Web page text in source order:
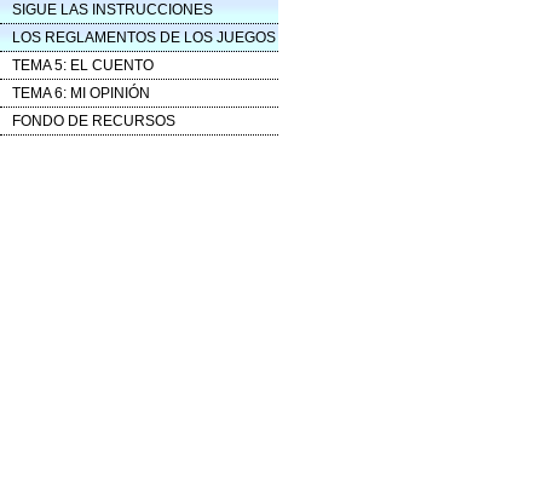
SIGUE LAS INSTRUCCIONES
LOS REGLAMENTOS DE LOS JUEGOS
TEMA 5: EL CUENTO
TEMA 6: MI OPINIÓN
FONDO DE RECURSOS